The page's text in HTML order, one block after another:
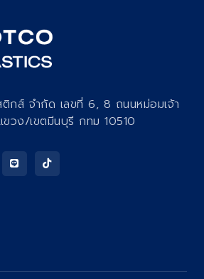
กส์ จำกัด เลขที่ 6, 8 ถนนหม่อมเจ้า
วง/เขตมีนบุรี กทม 10510